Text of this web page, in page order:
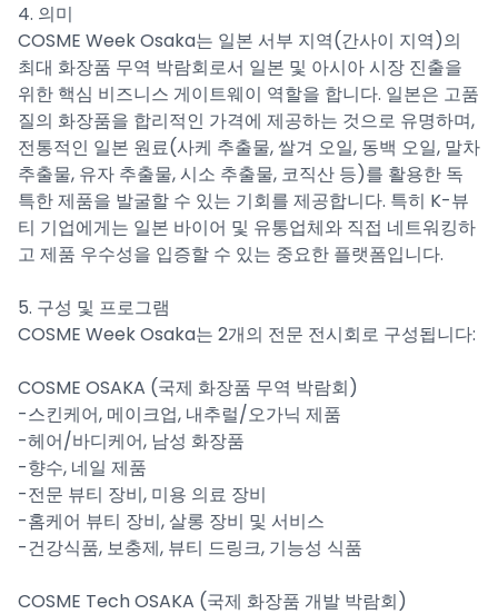
4. 의미
COSME Week Osaka는 일본 서부 지역(간사이 지역)의
최대 화장품 무역 박람회로서 일본 및 아시아 시장 진출을
위한 핵심 비즈니스 게이트웨이 역할을 합니다. 일본은 고품
질의 화장품을 합리적인 가격에 제공하는 것으로 유명하며,
전통적인 일본 원료(사케 추출물, 쌀겨 오일, 동백 오일, 말차
추출물, 유자 추출물, 시소 추출물, 코직산 등)를 활용한 독
특한 제품을 발굴할 수 있는 기회를 제공합니다. 특히 K-뷰
티 기업에게는 일본 바이어 및 유통업체와 직접 네트워킹하
고 제품 우수성을 입증할 수 있는 중요한 플랫폼입니다.
5. 구성 및 프로그램
COSME Week Osaka는 2개의 전문 전시회로 구성됩니다:
COSME OSAKA (국제 화장품 무역 박람회)
-스킨케어, 메이크업, 내추럴/오가닉 제품
-헤어/바디케어, 남성 화장품
-향수, 네일 제품
-전문 뷰티 장비, 미용 의료 장비
-홈케어 뷰티 장비, 살롱 장비 및 서비스
-​건강식품, 보충제, 뷰티 드링크, 기능성 식품
COSME Tech OSAKA (국제 화장품 개발 박람회)